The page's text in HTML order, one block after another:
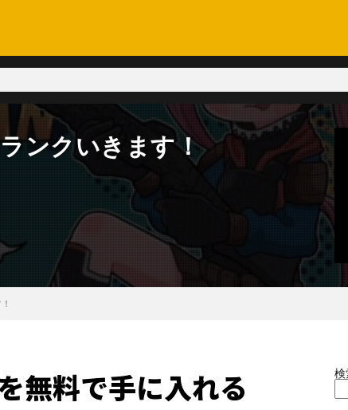
ンクいきます！
検